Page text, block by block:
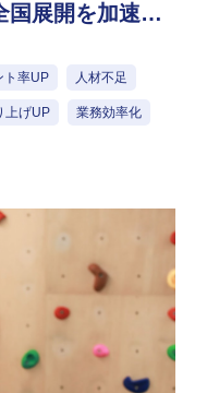
国展開を加速さ
る戦略へ
ト率UP 人材不足
上げUP 業務効率化